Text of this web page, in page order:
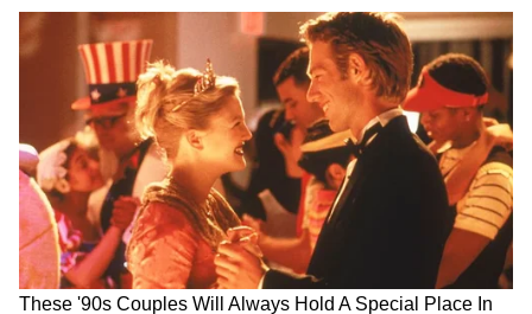
मोरबी के कुएं का पानी? खुल गया
सबसे बड़ा राज
द्विपक्षीय रिश्तों से लेकर पश्चिम
एशिया तक, दोनों नेताओं के बीच
क्या बात हुई ?
LATEST VIDEOS
Atiq Ahmed के बेटे की मौत पर घर पहुंचे
Akhilesh Yadav के विधायक, जमकर हो रही
फजीहत!
समुद्र की तरह क्यों हिल रहा था मोरबी के कुएं का